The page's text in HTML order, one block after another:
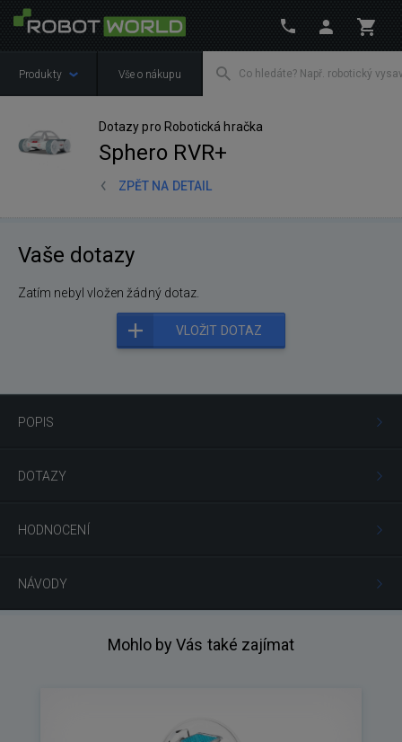
Produkty Vše o nákupu
Dotazy pro Robotická hračka
Sphero RVR+
ZPĚT NA DETAIL
POPIS
DOTAZY
HODNOCENÍ
NÁVODY
Vaše dotazy
Zatím nebyl vložen žádný dotaz.
VLOŽIT DOTAZ
Mohlo by Vás také zajímat